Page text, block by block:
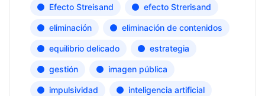
Efecto Streisand efecto Strerisand
eliminación eliminación de contenidos
equilibrio delicado estrategia
gestión imagen pública
impulsividad inteligencia artificial